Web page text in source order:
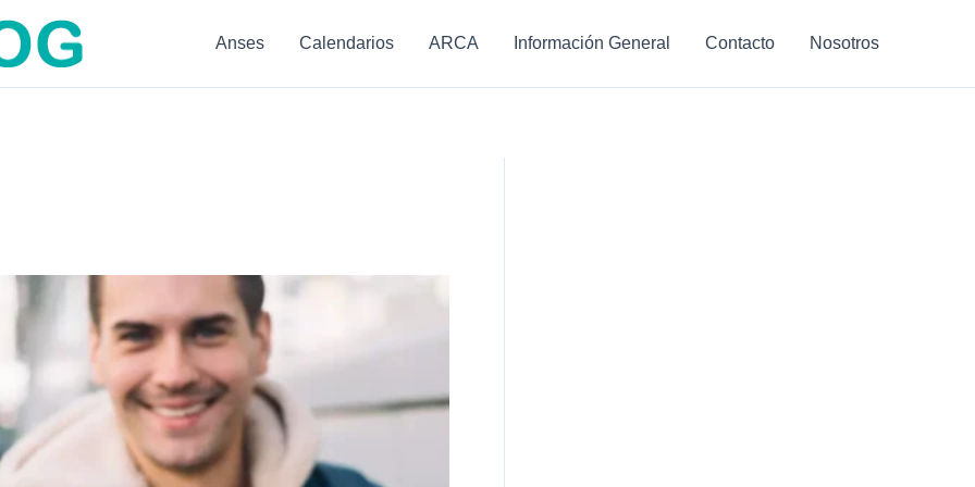
Anses Calendarios ARCA Información General Contacto Nosotros